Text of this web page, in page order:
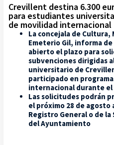
Crevillent destina 6.300
para estudiantes
de movilidad internacional
La concejala de Cultura,
Emeterio Gil, informa
abierto el plazo para
subvenciones dirigidas
universitario de
participado en
internacional durante el
Las solicitudes podrán
el próximo 28 de agosto
Registro General o de la
del Ayuntamiento